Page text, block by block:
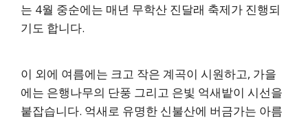
는 4월 중순에는 매년 무학산 진달래 축제가 진행되
기도 합니다.
이 외에 여름에는 크고 작은 계곡이 시원하고, 가을
에는 은행나무의 단풍 그리고 은빛 억새밭이 시선을
붙잡습니다. 억새로 유명한 신불산에 버금가는 아름